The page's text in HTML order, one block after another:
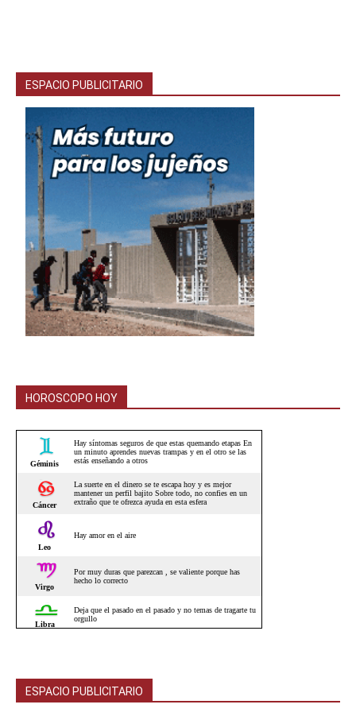
ESPACIO PUBLICITARIO
HOROSCOPO HOY
ESPACIO PUBLICITARIO